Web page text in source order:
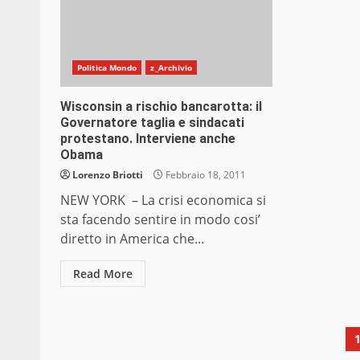
Politica Mondo z_Archivio
Wisconsin a rischio bancarotta: il
Governatore taglia e sindacati
protestano. Interviene anche
Obama
Lorenzo Briotti Febbraio 18, 2011
NEW YORK – La crisi economica si
sta facendo sentire in modo cosi’
diretto in America che...
Read More
1